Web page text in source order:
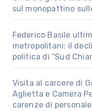
sul monopattino
Federico Basile
metropolitani: il
politica di “Sud
Visita al carcere di
Aglietta e Camera
carenze di